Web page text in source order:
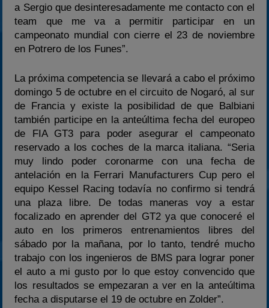
a Sergio que desinteresadamente me contacto con el
team que me va a permitir participar en un
campeonato mundial con cierre el 23 de noviembre
en Potrero de los Funes”.
La próxima competencia se llevará a cabo el próximo
domingo 5 de octubre en el circuito de Nogaró, al sur
de Francia y existe la posibilidad de que Balbiani
también participe en la anteúltima fecha del europeo
de FIA GT3 para poder asegurar el campeonato
reservado a los coches de la marca italiana. “Seria
muy lindo poder coronarme con una fecha de
antelación en la Ferrari Manufacturers Cup pero el
equipo Kessel Racing todavía no confirmo si tendrá
una plaza libre. De todas maneras voy a estar
focalizado en aprender del GT2 ya que conoceré el
auto en los primeros entrenamientos libres del
sábado por la mañana, por lo tanto, tendré mucho
trabajo con los ingenieros de BMS para lograr poner
el auto a mi gusto por lo que estoy convencido que
los resultados se empezaran a ver en la anteúltima
fecha a disputarse el 19 de octubre en Zolder”.